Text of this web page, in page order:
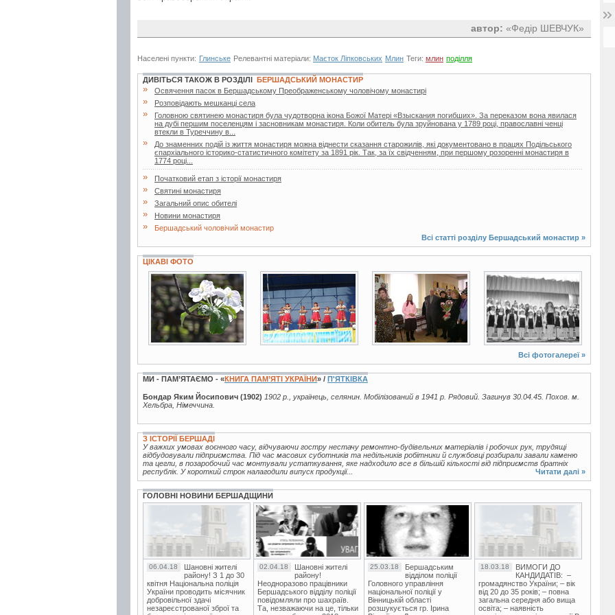
автор: «Федір ШЕВЧУК»
Населені пункти: Глинське Релевантні матеріали: Маєток Ліпковських Млин Теги: млин поділля
ДИВІТЬСЯ ТАКОЖ В РОЗДІЛІ БЕРШАДСЬКИЙ МОНАСТИР
» Освячення пасок в Бершадському Преображенському чоловічому монастирі
» Розповідають мешканці села
»
Головною святинею монастиря була чудотворна ікона Божої Матері «Взыскания погибших». За переказом вона явилася
на дубі першим поселенцям і засновникам монастиря. Коли обитель була зруйнована у 1789 році, православні ченці
втекли в Туреччину в...
»
До знаменних подій із життя монастиря можна віднести сказання старожилів, які документовано в працях Подільського
єпархіального історико-статистичного комітету за 1891 рік. Так, за їх свідченням, при першому розоренні монастиря в
1774 році...
» Початковий етап з історії монастиря
» Святині монастиря
» Загальний опис обителі
» Новини монастиря
»
Бершадський чоловічий монастир
Всі статті розділу Бершадський монастир »
ЦІКАВІ ФОТО
19 фото 2 фото 3 фото
Всі фотогалереї »
МИ - ПАМ’ЯТАЄМО - «КНИГА ПАМ’ЯТІ УКРАЇНИ» / П'ЯТКІВКА
Бондар Яким Йосипович (1902) 1902 р., українець, селянин. Мобілізований в 1941 р. Рядовий. Загинув 30.04.45. Похов. м.
Хельбра, Німеччина.
З ІСТОРІЇ БЕРШАДІ
У важких умовах воєнного часу, відчуваючи гостру нестачу ремонтно-будівельних матеріалів і робочих рук, трудящі
відбудовували підприємства. Під час масових суботників та недільників робітники й службовці розбирали завали каменю
та цегли, в позаробочий час монтували устаткування, яке надходило все в більшій кількості від підприємств братніх
республік. У короткий строк налагодили випуск продукції...
Читати далі »
ГОЛОВНІ НОВИНИ БЕРШАДЩИНИ
06.04.18
Шановні жителі
району! З 1 до 30
квітня Національна поліція
України проводить місячник
добровільної здачі
незареєстрованої зброї та
02.04.18
Шановні жителі
району!
Неодноразово працівники
Бершадського відділу поліції
повідомляли про шахраїв.
Та, незважаючи на це, тільки
25.03.18
Бершадським
відділом поліції
Головного управління
національної поліції у
Вінницькій області
розшукується гр. Ірина
18.03.18
ВИМОГИ ДО
КАНДИДАТІВ: –
громадянство України; – вік
від 20 до 35 років; – повна
загальна середня або вища
освіта; – наявність